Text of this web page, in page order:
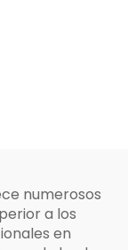
numerosos
a los
en